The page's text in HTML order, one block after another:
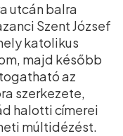
utcán balra
Szent József
katolikus
majd később
az
szerkezete,
halotti címerei
múltidézést.